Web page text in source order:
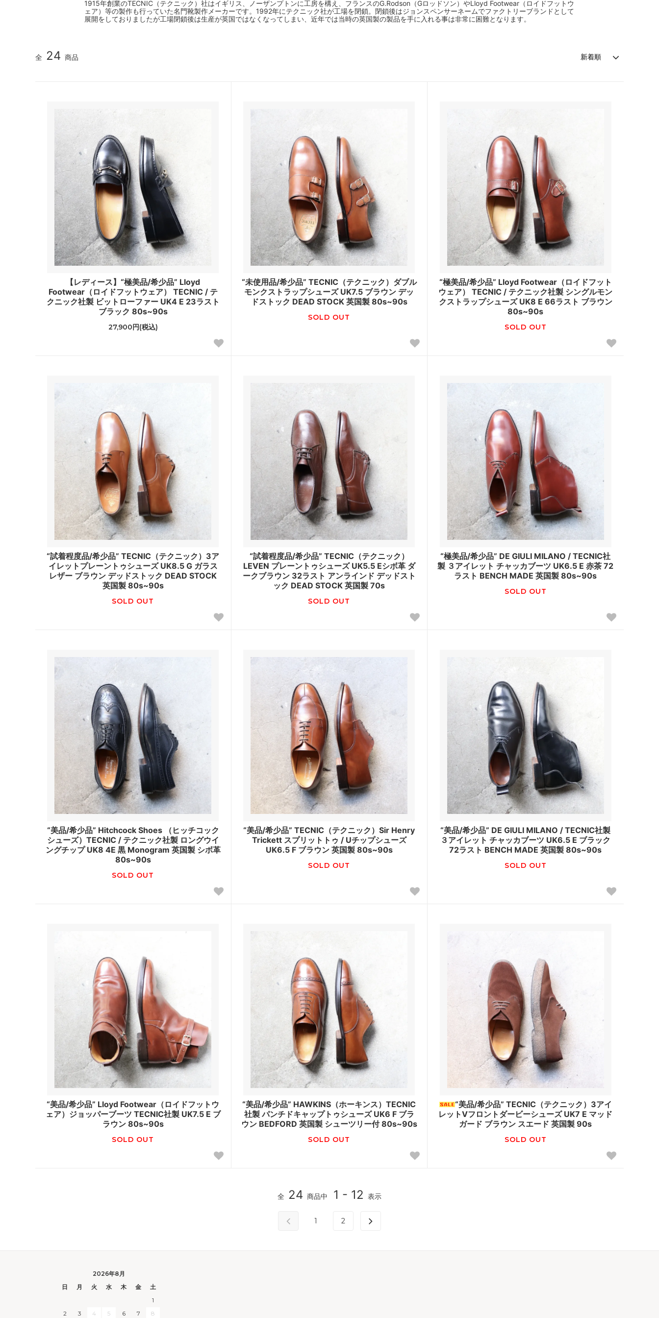
1915年創業のTECNIC（テクニック）社はイギリス、ノーザンプトンに工房を構え、フランスのG.Rodson（Gロッドソン）やLloyd Footwear（ロイドフットウ
ェア）等の製作も行っていた名門靴製作メーカーです。1992年にテクニック社が工場を閉鎖。閉鎖後はジョンスペンサーネームでファクトリーブランドとして
展開をしておりましたが工場閉鎖後は生産が英国ではなくなってしまい、近年では当時の英国製の製品を手に入れる事は非常に困難となります。
全 24 商品
【レディース】“極美品/希少品” Lloyd
Footwear（ロイドフットウェア） TECNIC / テ
クニック社製 ビットローファー UK4 E 23ラスト
ブラック 80s~90s
27,900円(税込)
“未使用品/希少品” TECNIC（テクニック）ダブル
モンクストラップシューズ UK7.5 ブラウン デッ
ドストック DEAD STOCK 英国製 80s~90s
SOLD OUT
“極美品/希少品” Lloyd Footwear（ロイドフット
ウェア） TECNIC / テクニック社製 シングルモン
クストラップシューズ UK8 E 66ラスト ブラウン
80s~90s
SOLD OUT
“試着程度品/希少品” TECNIC（テクニック）3ア
イレットプレーントゥシューズ UK8.5 G ガラス
レザー ブラウン デッドストック DEAD STOCK
英国製 80s~90s
SOLD OUT
“試着程度品/希少品” TECNIC（テクニック）
LEVEN プレーントゥシューズ UK5.5 Eシボ革 ダ
ークブラウン 32ラスト アンラインド デッドスト
ック DEAD STOCK 英国製 70s
SOLD OUT
“極美品/希少品” DE GIULI MILANO / TECNIC社
製 ３アイレット チャッカブーツ UK6.5 E 赤茶 72
ラスト BENCH MADE 英国製 80s~90s
SOLD OUT
“美品/希少品” Hitchcock Shoes （ヒッチコック
シューズ）TECNIC / テクニック社製 ロングウイ
ングチップ UK8 4E 黒 Monogram 英国製 シボ革
80s~90s
SOLD OUT
“美品/希少品” TECNIC（テクニック）Sir Henry
Trickett スプリットトゥ / Uチップシューズ
UK6.5 F ブラウン 英国製 80s~90s
SOLD OUT
“美品/希少品” DE GIULI MILANO / TECNIC社製
３アイレット チャッカブーツ UK6.5 E ブラック
72ラスト BENCH MADE 英国製 80s~90s
SOLD OUT
“美品/希少品” Lloyd Footwear（ロイドフットウ
ェア）ジョッパーブーツ TECNIC社製 UK7.5 E ブ
ラウン 80s~90s
SOLD OUT
“美品/希少品” HAWKINS（ホーキンス）TECNIC
社製 パンチドキャップトゥシューズ UK6 F ブラ
ウン BEDFORD 英国製 シューツリー付 80s~90s
SOLD OUT
“美品/希少品” TECNIC（テクニック）3アイ
レットVフロントダービーシューズ UK7 E マッド
ガード ブラウン スエード 英国製 90s
SOLD OUT
全 24 商品中 1 - 12 表示
1 2
2026年8月
日
月 火 水 木 金
土
1
2
3 4 5 6 7 8